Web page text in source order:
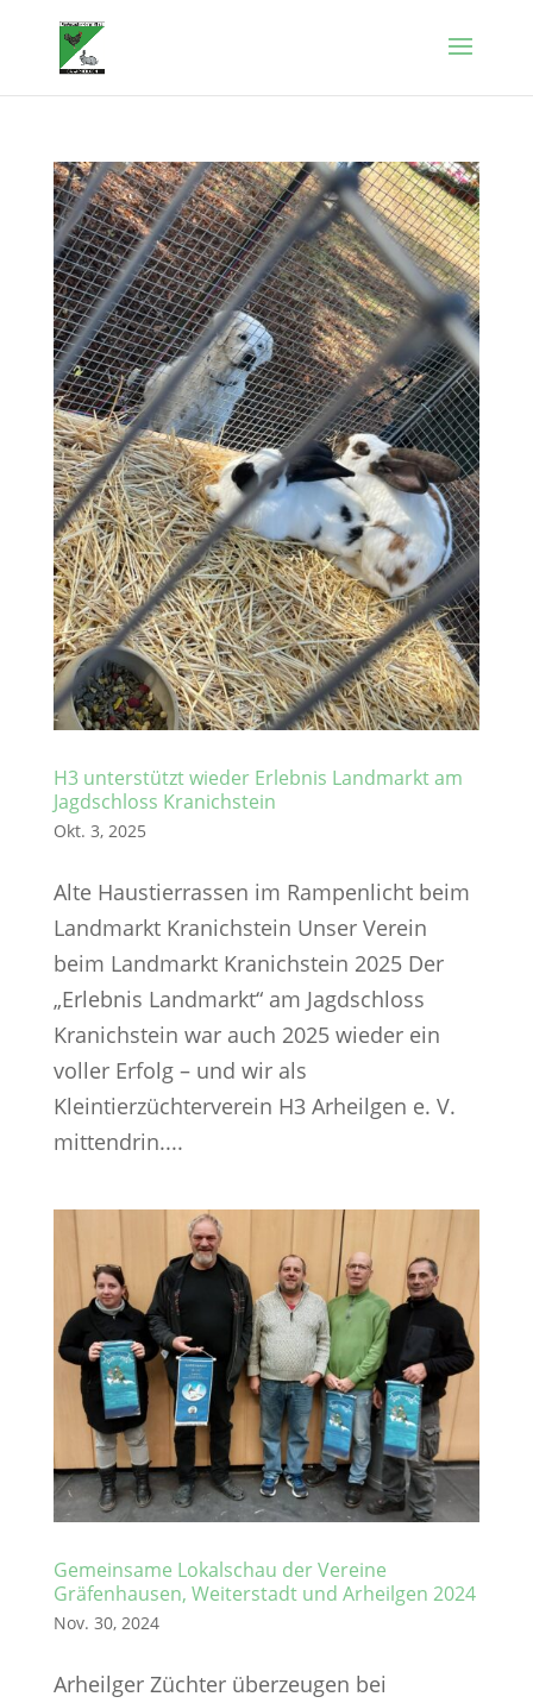
H3 unterstützt wieder Erlebnis Landmarkt am
Jagdschloss Kranichstein
Okt. 3, 2025
Alte Haustierrassen im Rampenlicht beim
Landmarkt Kranichstein Unser Verein
beim Landmarkt Kranichstein 2025 Der
„Erlebnis Landmarkt“ am Jagdschloss
Kranichstein war auch 2025 wieder ein
voller Erfolg – und wir als
Kleintierzüchterverein H3 Arheilgen e. V.
mittendrin....
Gemeinsame Lokalschau der Vereine
Gräfenhausen, Weiterstadt und Arheilgen 2024
Nov. 30, 2024
Arheilger Züchter überzeugen bei